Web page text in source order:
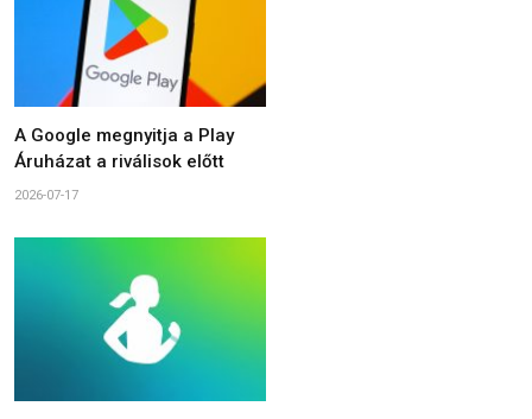
A Google megnyitja a Play
Áruházat a riválisok előtt
2026-07-17